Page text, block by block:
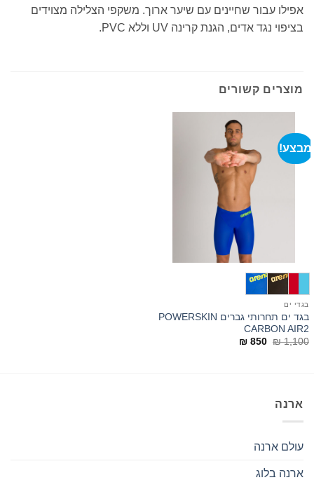
אפילו עבור שחיינים עם שיער ארוך. משקפי הצלילה מצוידים
בציפוי נגד אדים, הגנת קרינה UV וללא PVC.
מוצרים קשורים
מבצע!
בגדי ים
בגד ים תחרותי גברים POWERSKIN
CARBON AIR2
₪1,100
המחיר
₪850
ארנה
עולם ארנה
ארנה בלוג